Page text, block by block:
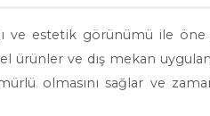
ve estetik görünümü ile
ürünler ve dış mekan
olmasını sağlar ve